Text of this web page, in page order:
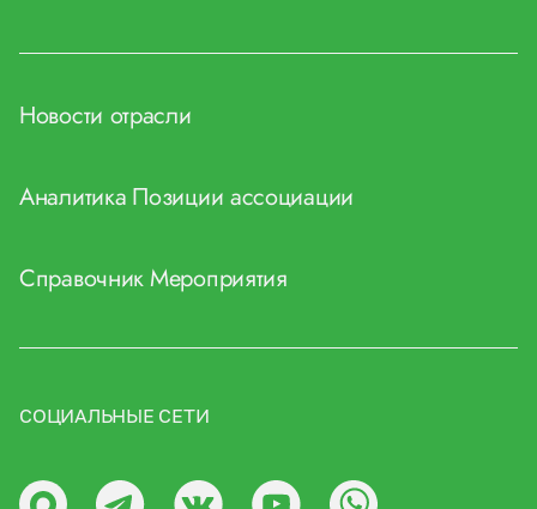
Новости отрасли
Аналитика Позиции ассоциации
СправочникМероприятия
СОЦИАЛЬНЫЕ СЕТИ